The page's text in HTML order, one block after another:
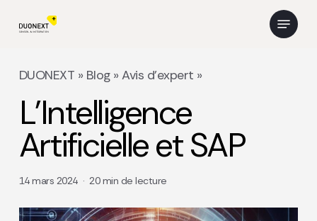
main
Menu
DUONEXT » Blog»Avis d’expert »
L’Intelligence
Artificielle et SAP
14 mars 2024 20 min de lecture